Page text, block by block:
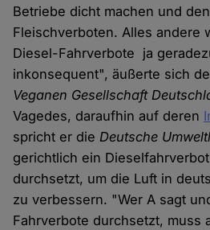
Betriebe dicht machen und
Fleischverboten. Alles andere
Diesel-Fahrverbote ja
inkonsequent", äußerte sich
Veganen Gesellschaft
Vagedes, daraufhin auf deren
spricht er dieDeutsche
gerichtlich ein
durchsetzt, um die Luft in
zu verbessern. "Wer A sagt
Fahrverbote durchsetzt, muss